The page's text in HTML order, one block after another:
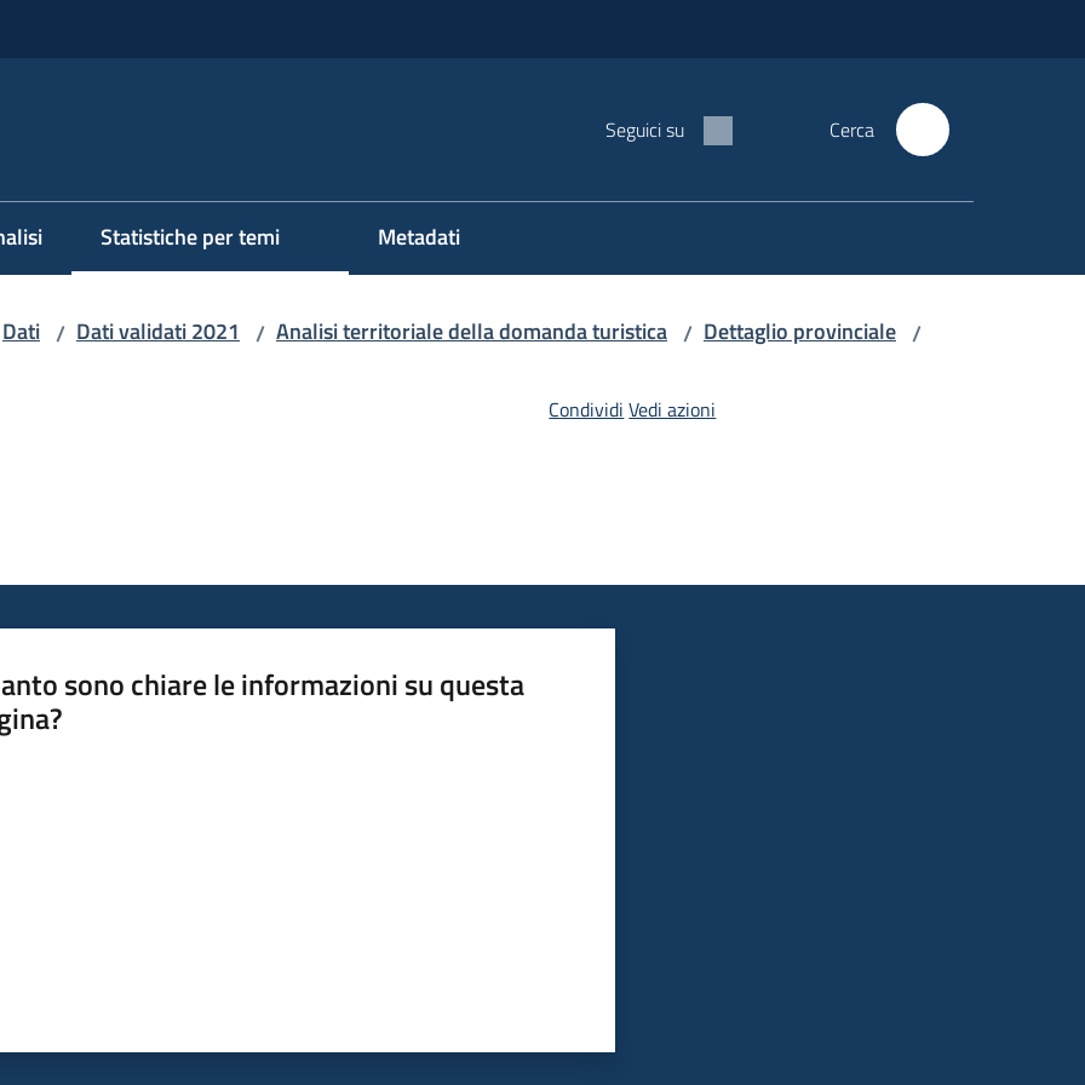
Seguici su Cerca
Statistiche per temi Metadati
Dati / Dati validati 2021 / Analisi territoriale della domanda turistica / Dettaglio provinciale /
Condividi Vedi azioni
sono chiare le informazioni su questa